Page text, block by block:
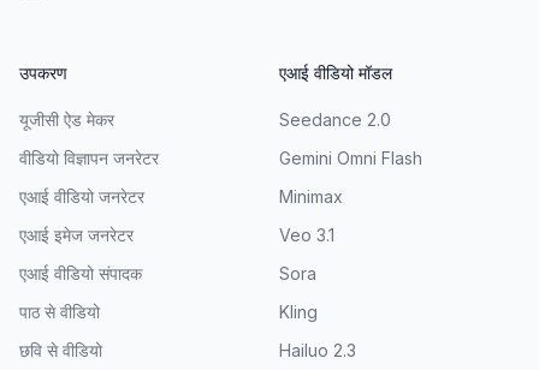
उपकरण
यूजीसी ऐड मेकर
वीडियो विज्ञापन जनरेटर
एआई वीडियो जनरेटर
एआई इमेज जनरेटर
एआई वीडियो संपादक
पाठ से वीडियो
छवि से वीडियो
एआई वीडियो मॉडल
Seedance 2.0
Gemini Omni Flash
Minimax
Veo 3.1
Sora
Kling
Hailuo 2.3